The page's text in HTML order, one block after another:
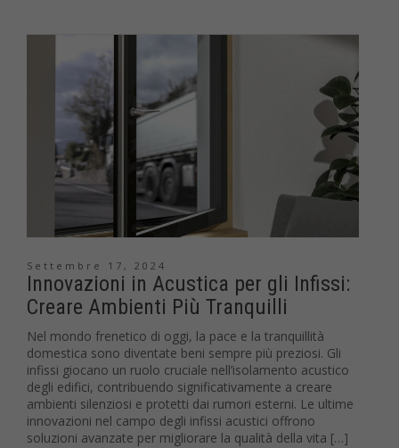
Settembre 17, 2024
Innovazioni in Acustica per gli Infissi:
Creare Ambienti Più Tranquilli
Nel mondo frenetico di oggi, la pace e la tranquillità
domestica sono diventate beni sempre più preziosi. Gli
infissi giocano un ruolo cruciale nell’isolamento acustico
degli edifici, contribuendo significativamente a creare
ambienti silenziosi e protetti dai rumori esterni. Le ultime
innovazioni nel campo degli infissi acustici offrono
soluzioni avanzate per migliorare la qualità della vita […]